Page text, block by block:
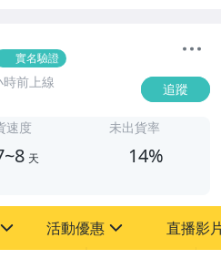
實名驗證
時前上線 追蹤
速度
天
未出貨率
14%
活動優惠 直播影